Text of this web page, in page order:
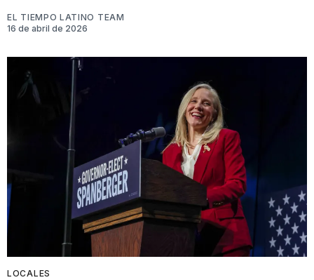
EL TIEMPO LATINO TEAM
16 de abril de 2026
LOCALES